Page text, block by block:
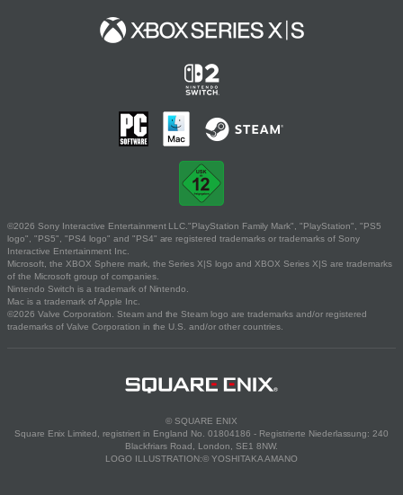
©2026 Sony Interactive Entertainment LLC."PlayStation Family Mark", "PlayStation", "PS5
logo", "PS5", "PS4 logo" and "PS4" are registered trademarks or trademarks of Sony
Interactive Entertainment Inc.
Microsoft, the XBOX Sphere mark, the Series X|S logo and XBOX Series X|S are trademarks
of the Microsoft group of companies.
Nintendo Switch is a trademark of Nintendo.
Mac is a trademark of Apple Inc.
©2026 Valve Corporation. Steam and the Steam logo are trademarks and/or registered
trademarks of Valve Corporation in the U.S. and/or other countries.
© SQUARE ENIX
Square Enix Limited, registriert in England No. 01804186 - Registrierte Niederlassung: 240
Blackfriars Road, London, SE1 8NW.
LOGO ILLUSTRATION:© YOSHITAKA AMANO